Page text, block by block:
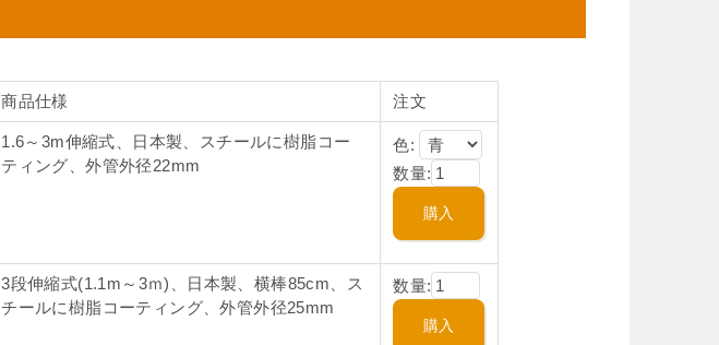
商品仕様 注文
1.6～3m伸縮式、日本製、スチールに樹脂コー
ティング、外管外径22mm
色:
数量:
3段伸縮式(1.1m～3ｍ)、日本製、横棒85cm、ス
チールに樹脂コーティング、外管外径25mm
数量: